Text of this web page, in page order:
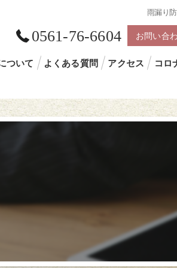
雨漏り
0561-76-6604 お問い合
ついて よくある質問 アクセス コロ